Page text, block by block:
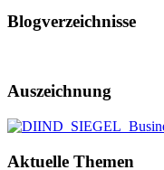
Blogverzeichnisse
Auszeichnung
Aktuelle Themen